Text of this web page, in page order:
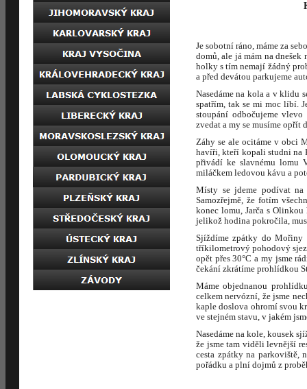
Je sobotní ráno, máme za
domů, ale já mám na
holky s tím nemají žádný
a před devátou parkujeme
Nasedáme na kola a v klidu
spatřím, tak se mi moc líbí.
stoupání odbočujeme vlevo
zvedat a my se musíme opřít
Záhy se ale ocitáme v obci
havíři, kteří kopali studni na
přivádí ke slavnému lomu
miláčkem ledovou kávu a
Místy se jdeme podívat
Samozřejmě, že fotím
konec lomu, Jarča s
jelikož hodina pokročila,
Sjíždíme zpátky do Mořiny
tříkilometrový pohodový
opět přes 30°C a my jsme
čekání zkrátíme prohlídkou
Máme objednanou
celkem nervózní, že jsme
kaple doslova ohromí svou
ve stejném stavu, v jakém
Nasedáme na kole, kousek
že jsme tam viděli levnější
cesta zpátky na parkoviště,
pořádku a plní dojmů z